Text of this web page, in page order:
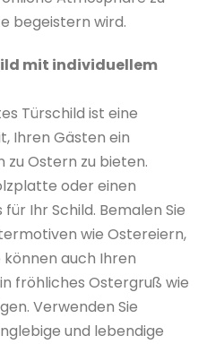
begeistern wird.
mit individuellem
Türschild ist eine
Ihren Gästen ein
zu Ostern zu bieten.
oder einen
Ihr Schild. Bemalen Sie
wie Ostereiern,
können auch Ihren
fröhliches Ostergruß wie
Verwenden Sie
und lebendige